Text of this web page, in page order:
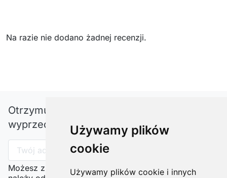
Używamy plików
cookie
Używamy plików cookie i innych
Na razie nie dodano żadnej recenzji.
Otrzymuj informację o nowościach i
wyprzedażach
Możesz zrezygnować w każdej chwili. W tym celu